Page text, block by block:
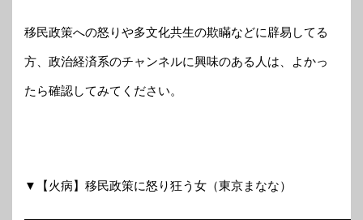
移民政策への怒りや多文化共生の欺瞞などに辟易してる
方、政治経済系のチャンネルに興味のある人は、よかっ
たら確認してみてください。
▼【火病】移民政策に怒り狂う女（東京まなな）